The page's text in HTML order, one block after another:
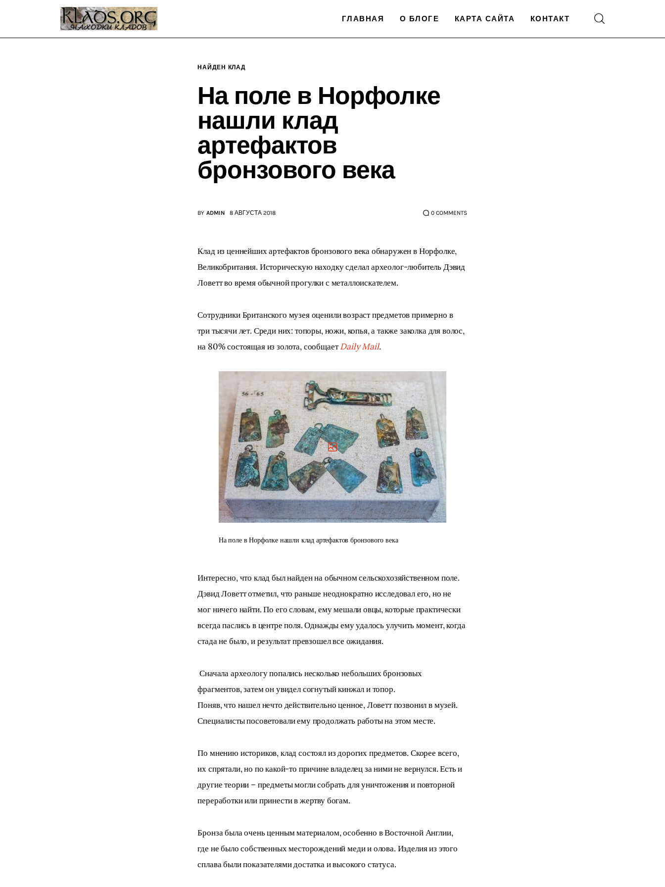
ГЛАВНАЯ О БЛОГЕ КАРТА САЙТА КОНТАКТ
О блоге
НАЙДЕН КЛАД
На поле в Норфолке
нашли клад
артефактов
бронзового века
BY ADMIN 8 АВГУСТА 2018 0 COMMENTS
Клад из ценнейших артефактов бронзового века обнаружен в Норфолке,
Великобритания. Историческую находку сделал археолог-любитель Дэвид
Ловетт во время обычной прогулки с металлоискателем.
Сотрудники Британского музея оценили возраст предметов примерно в
три тысячи лет. Среди них: топоры, ножи, копья, а также заколка для волос,
на 80% состоящая из золота, сообщает Daily Mail.
На поле в Норфолке нашли клад артефактов бронзового века
Интересно, что клад был найден на обычном сельскохозяйственном поле.
Дэвид Ловетт отметил, что раньше неоднократно исследовал его, но не
мог ничего найти. По его словам, ему мешали овцы, которые практически
всегда паслись в центре поля. Однажды ему удалось улучить момент, когда
стада не было, и результат превзошел все ожидания.
Сначала археологу попались несколько небольших бронзовых
фрагментов, затем он увидел согнутый кинжал и топор.
Поняв, что нашел нечто действительно ценное, Ловетт позвонил в музей.
Специалисты посоветовали ему продолжать работы на этом месте.
По мнению историков, клад состоял из дорогих предметов. Скорее всего,
их спрятали, но по какой-то причине владелец за ними не вернулся. Есть и
другие теории – предметы могли собрать для уничтожения и повторной
переработки или принести в жертву богам.
Бронза была очень ценным материалом, особенно в Восточной Англии,
где не было собственных месторождений меди и олова. Изделия из этого
сплава были показателями достатка и высокого статуса.